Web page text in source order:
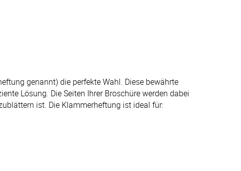
genannt) die perfekte Wahl. Diese bewährte
Lösung. Die Seiten Ihrer Broschüre werden dabei
ist. Die Klammerheftung ist ideal für: